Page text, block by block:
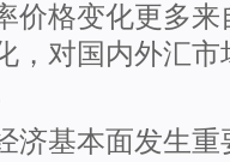
价格变化更多
，对国内外汇
济基本面发生